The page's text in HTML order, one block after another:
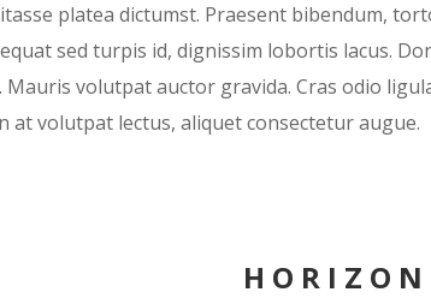
platea dictumst. Praesent bibendum,
sed turpis id, dignissim lobortis lacus.
volutpat auctor gravida. Cras odio
at volutpat lectus, aliquet consectetur augue.